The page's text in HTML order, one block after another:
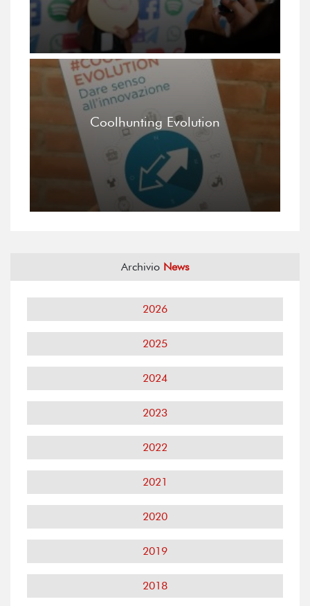
Coolhunting Evolution
Archivio News
2026
2025
2024
2023
2022
2021
2020
2019
2018